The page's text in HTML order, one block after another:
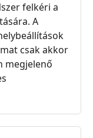
felkéri a
A
csak akkor
megjelenő